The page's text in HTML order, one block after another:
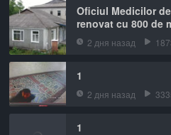
Oficiul Medicilor
renovat cu 800 de
2 дня назад
1
2 дня назад
1